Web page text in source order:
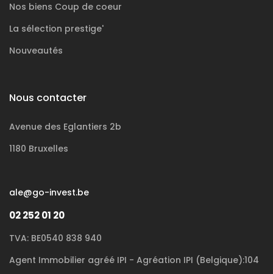
Nos biens Coup de coeur
La sélection prestige'
Nouveautés
Nous contacter
Avenue des Eglantiers 2b
1180 Bruxelles
ale@go-invest.be
02 252 01 20
TVA: BE0540 838 940
Agent Immobilier agréé IPI - Agréation IPI (Belgique):104